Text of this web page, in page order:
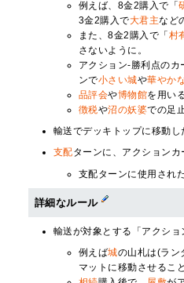
例えば、8金2購入で「
3金2購入で大君主など
また、8金2購入で「村
さないように。
アクション-勝利点のカ
ンで小さい城や華やか
品評会や博物館を用い
徴税や沼の妖婆での足
輸送でデッキトップに移動し
支配ターンに、アクション
支配ターンに使用され
詳細なルール
輸送が対象とする「アクシ
例えば城の山札は(ラン
マットに移動させるこ